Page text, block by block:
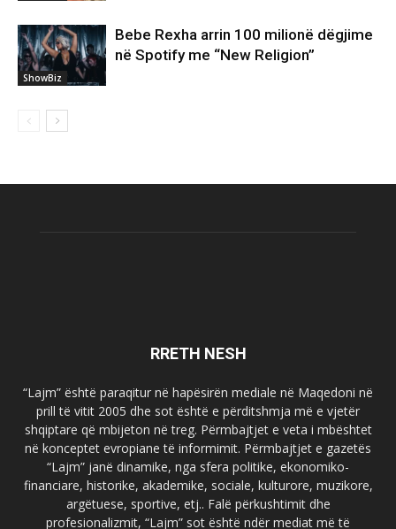
ShowBiz
Bebe Rexha arrin 100 milionë dëgjime
në Spotify me “New Religion”
RRETH NESH
“Lajm” është paraqitur në hapësirën mediale në Maqedoni në
prill të vitit 2005 dhe sot është e përditshmja më e vjetër
shqiptare që mbijeton në treg. Përmbajtjet e veta i mbështet
në konceptet evropiane të informimit. Përmbajtjet e gazetës
“Lajm” janë dinamike, nga sfera politike, ekonomiko-
financiare, historike, akademike, sociale, kulturore, muzikore,
argëtuese, sportive, etj.. Falë përkushtimit dhe
profesionalizmit, “Lajm” sot është ndër mediat më të